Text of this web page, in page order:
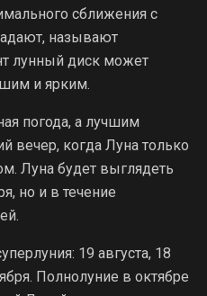
сближения с
называют
лунный диск может
и ярким.
погода, а лучшим
вечер, когда Луна только
Луна будет выглядеть
но и в течение
19 августа, 18
Полнолуние в октябре